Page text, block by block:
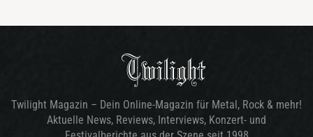
Twilight Magazin – Dein Online-Magazin für Metal, Rock & mehr!
Aktuelle News, Reviews, Interviews, Konzert- und